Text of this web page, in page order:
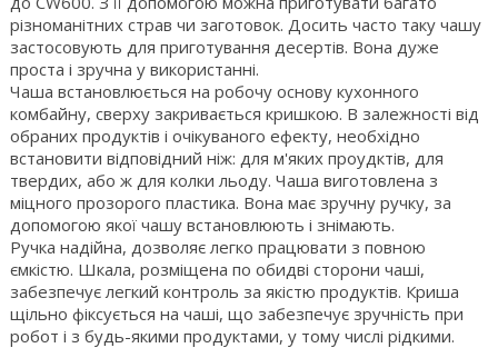
різноманітних страв чи заготовок. Досить часто таку чашу
застосовують для приготування десертів. Вона дуже
проста і зручна у використанні.
Чаша встановлюється на робочу основу кухонного
комбайну, сверху закривається кришкою. В залежності від
обраних продуктів і очікуваного ефекту, необхідно
встановити відповідний ніж: для м'яких проудктів, для
твердих, або ж для колки льоду. Чаша виготовлена з
міцного прозорого пластика. Вона має зручну ручку, за
допомогою якої чашу встановлюють і знімають.
Ручка надійна, дозволяє легко працювати з повною
ємкістю. Шкала, розміщена по обидві сторони чаші,
забезпечує легкий контроль за якістю продуктів. Криша
щільно фіксується на чаші, що забезпечує зручність при
робот і з будь-якими продуктами, у тому числі рідкими.